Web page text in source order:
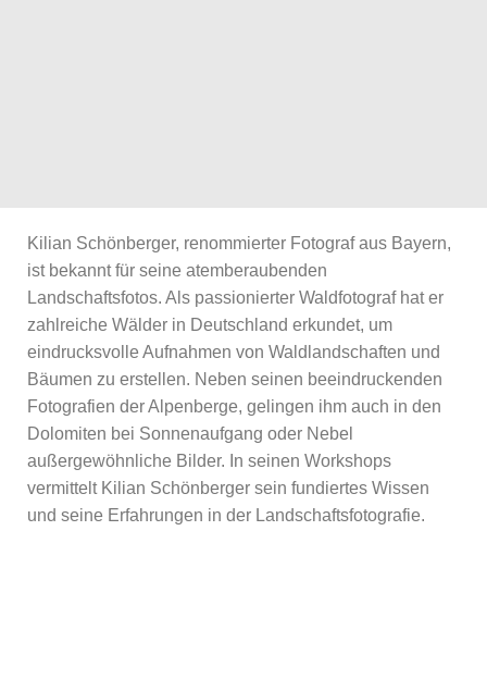
Kilian Schönberger, renommierter Fotograf aus Bayern,
ist bekannt für seine atemberaubenden
Landschaftsfotos. Als passionierter Waldfotograf hat er
zahlreiche Wälder in Deutschland erkundet, um
eindrucksvolle Aufnahmen von Waldlandschaften und
Bäumen zu erstellen. Neben seinen beeindruckenden
Fotografien der Alpenberge, gelingen ihm auch in den
Dolomiten bei Sonnenaufgang oder Nebel
außergewöhnliche Bilder. In seinen Workshops
vermittelt Kilian Schönberger sein fundiertes Wissen
und seine Erfahrungen in der Landschaftsfotografie.